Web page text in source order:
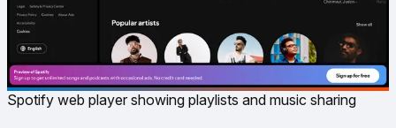
Spotify web player showing playlists and music sharing